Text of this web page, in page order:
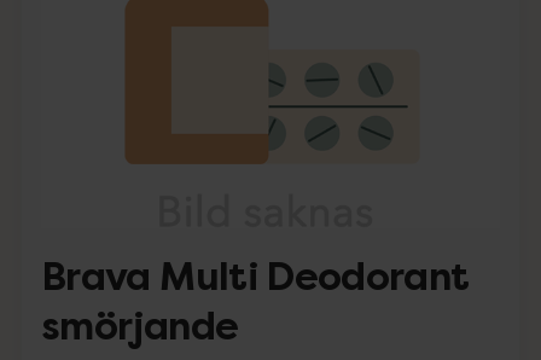
Brava Multi Deodorant
smörjande